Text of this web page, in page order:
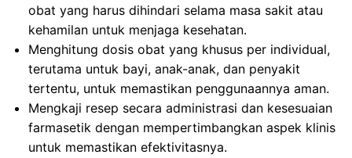
obat yang harus dihindari selama masa sakit atau
kehamilan untuk menjaga kesehatan.
Menghitung dosis obat yang khusus per individual,
terutama untuk bayi, anak-anak, dan penyakit
tertentu, untuk memastikan penggunaannya aman.
Mengkaji resep secara administrasi dan kesesuaian
farmasetik dengan mempertimbangkan aspek klinis
untuk memastikan efektivitasnya.